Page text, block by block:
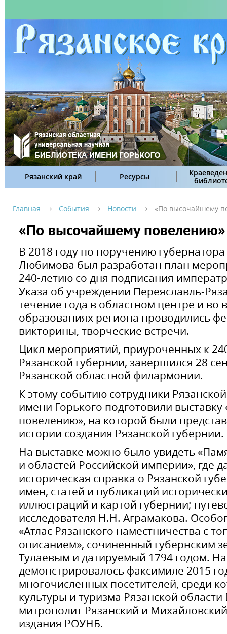
Рязанский край Ресурсы
Главная События Новости «По высочайшему
«По высочайшему повелению»
В 2018 году по поручению
Любимова был разработан план
240-летию со дня подписания
Указа об учреждении Переяславль-
течение года в областном центре и во
образованиях региона проводились
викторины, творческие встречи.
Цикл мероприятий, приуроченных к
Рязанской губернии, завершился 28
Рязанской областной филармонии.
К этому событию сотрудники
имени Горького подготовили
повелению», на которой были
истории создания Рязанской губернии.
На выставке можно было увидеть
и областей Российской империи», где
историческая справка о Рязанской
имен, статей и публикаций
иллюстраций и картой губернии;
исследователя Н.Н. Аграмакова.
«Атлас Рязанского наместничества с
описанием», сочиненный губернским
Тулаевым и датируемый 1794 годом.
демонстрировалось факсимиле 2015
многочисленных посетителей, среди
культуры и туризма Рязанской
митрополит Рязанский и
издания РОУНБ.